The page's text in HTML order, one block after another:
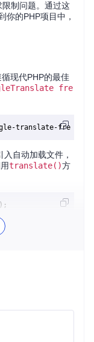
制问题。通过这
你的PHP项目中，
现代PHP的最佳
fre
自动加载文件，
translate()方